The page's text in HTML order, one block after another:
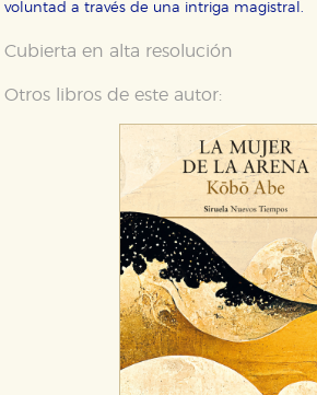
voluntad a través de una intriga magistral.
Cubierta en alta resolución
Otros libros de este autor:
CONFIGURACIÓN DE
HABILITAR TODO
Cookies necesarias